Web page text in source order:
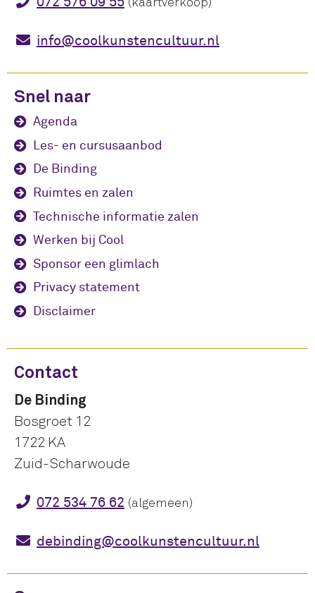
info@coolkunstencultuur.nl
Snel naar
Agenda
Les- en cursusaanbod
De Binding
Ruimtes en zalen
Technische informatie zalen
Werken bij Cool
Sponsor een glimlach
Privacy statement
Disclaimer
Contact
De Binding
Bosgroet 12
1722 KA
Zuid-Scharwoude
072 534 76 62 (algemeen)
debinding@coolkunstencultuur.nl